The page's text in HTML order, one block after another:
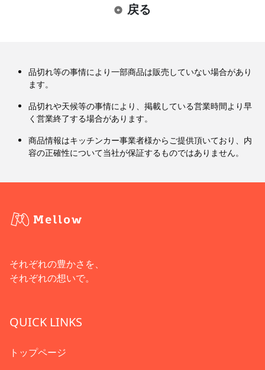
戻る
品切れ等の事情により一部商品は販売していない場合があり
ます。
品切れや天候等の事情により、掲載している営業時間より早
く営業終了する場合があります。
商品情報はキッチンカー事業者様からご提供頂いており、内
容の正確性について当社が保証するものではありません。
それぞれの豊かさを、
それぞれの想いで。
QUICK LINKS
トップページ